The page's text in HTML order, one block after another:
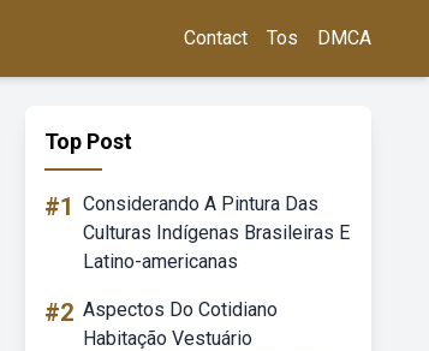
Contact Tos DMCA
Top Post
#1 Considerando A Pintura Das
Culturas Indígenas Brasileiras E
Latino-americanas
#2 Aspectos Do Cotidiano
Habitação Vestuário